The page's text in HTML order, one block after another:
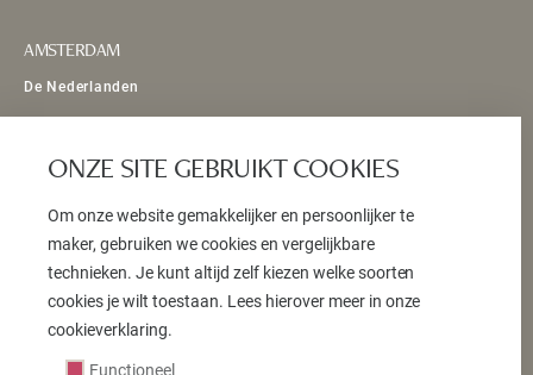
ONZE SITE GEBRUIKT COOKIES
Om onze website gemakkelijker en persoonlijker te
maker, gebruiken we cookies en vergelijkbare
technieken. Je kunt altijd zelf kiezen welke soorten
cookies je wilt toestaan. Lees hierover meer in onze
cookieverklaring.
Functioneel
AMSTERDAM
De Nederlanden
info@denederlanden.eu
© 2026 DE COMPAGNIE
ALGEMENE VOORWAARDEN